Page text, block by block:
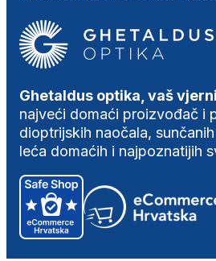
Ghetaldus optika, vaš
najveći domaći proizvođač i
dioptrijskih naočala,
leća domaćih i najpoznatijih